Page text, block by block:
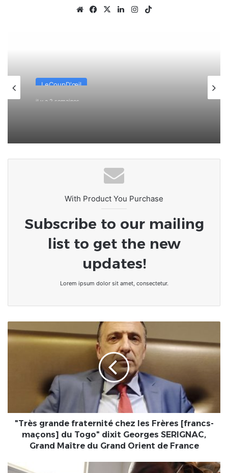
WebsiteFacebook
X LinkedinInstagram
LeCoupD'œil
With Product You Purchase
Subscribe to our mailing
list to get the new
updates!
Lorem ipsum dolor sit amet, consectetur.
grande
du
Togo"
Grand
"Très grande fraternité chez les Frères [francs-
maçons] du Togo" dixit Georges SERIGNAC,
Grand Maître du Grand Orient de France
COVID-